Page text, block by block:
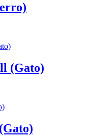
(Gato)